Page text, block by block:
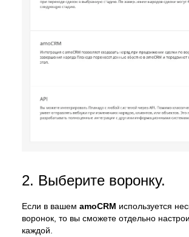
2. Выберите воронку.
Если в вашем amoCRM используется
воронок, то вы сможете отдельно
каждой.